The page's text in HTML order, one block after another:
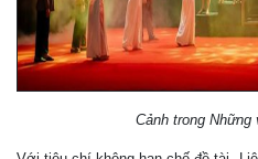
Cảnh trong